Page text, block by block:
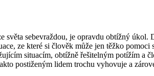
světa sebevraždou, je opravdu obtížný
ze které si člověk může jen těžko
situacím, obtížně řešitelným potížím a
postiženým lidem trochu vyhovuje a